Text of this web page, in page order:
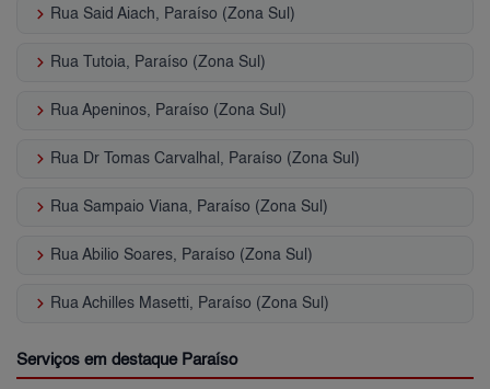
keyboard_arrow_right Rua Said Aiach, Paraíso (Zona Sul)
keyboard_arrow_right Rua Tutoia, Paraíso (Zona Sul)
keyboard_arrow_right Rua Apeninos, Paraíso (Zona Sul)
keyboard_arrow_right Rua Dr Tomas Carvalhal, Paraíso (Zona Sul)
keyboard_arrow_right Rua Sampaio Viana, Paraíso (Zona Sul)
keyboard_arrow_right Rua Abilio Soares, Paraíso (Zona Sul)
keyboard_arrow_right Rua Achilles Masetti, Paraíso (Zona Sul)
Serviços em destaque Paraíso